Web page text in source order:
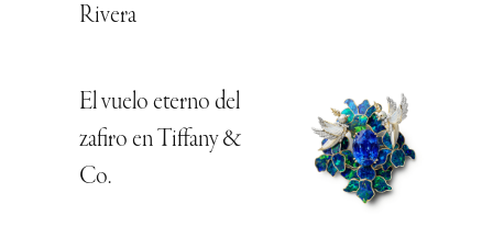
Rivera
El vuelo eterno del
zafiro en Tiffany &
Co.